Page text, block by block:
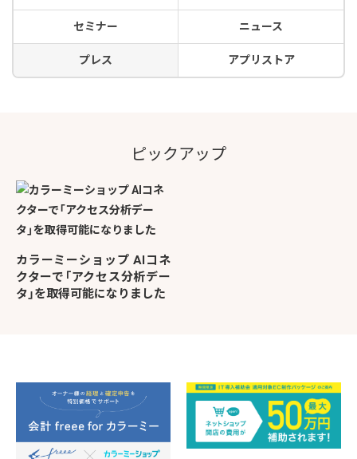
セミナー ニュース
プレス アプリストア
ピックアップ
カラーミーショップ AIコネ
クターで「アクセス分析デー
タ」を取得可能になりました